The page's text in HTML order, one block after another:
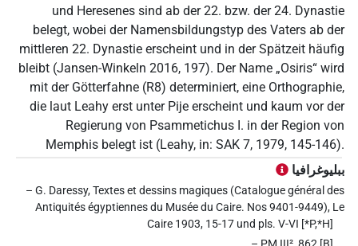
und Heresenes sind ab der 22. bzw. der 24. Dynastie
belegt, wobei der Namensbildungstyp des Vaters ab der
mittleren 22. Dynastie erscheint und in der Spätzeit häufig
bleibt (Jansen-Winkeln 2016, 197). Der Name „Osiris“ wird
mit der Götterfahne (R8) determiniert, eine Orthographie,
die laut Leahy erst unter Pije erscheint und kaum vor der
Regierung von Psammetichus I. in der Region von
Memphis belegt ist (Leahy, in: SAK 7, 1979, 145-146).
ببليوغرافيا
– G. Daressy, Textes et dessins magiques (Catalogue général des
Antiquités égyptiennes du Musée du Caire. Nos 9401-9449), Le
Caire 1903, 15-17 und pls. V-VI [*P,*H]